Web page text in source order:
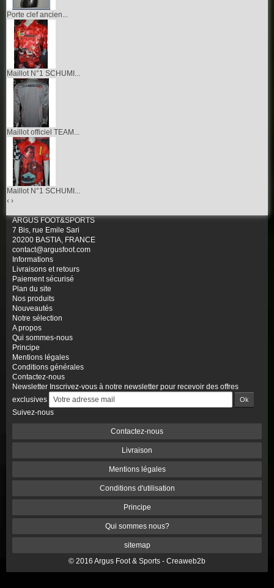
Porte clef ancien...
Maillot N°1 SCHUMI...
Maillot officiel TEAM...
Maillot N°1 SCHUMI...
‹ ›
ARGUS FOOT&SPORTS
7 Bis, rue Emile Sari
20200 BASTIA, FRANCE
contact@argusfoot.com
Informations
Livraisons et retours
Paiement sécurisé
Plan du site
Nos produits
Nouveautés
Notre sélection
A propos
Qui sommes-nous
Principe
Mentions légales
Conditions générales
Contactez-nous
Newsletter Inscrivez-vous à notre newsletter pour recevoir des offres
exclusives
Suivez-nous
Contactez-nous
Livraison
Mentions légales
Conditions d'utilisation
Principe
Qui sommes nous?
sitemap
© 2016 Argus Foot & Sports - Creaweb2b